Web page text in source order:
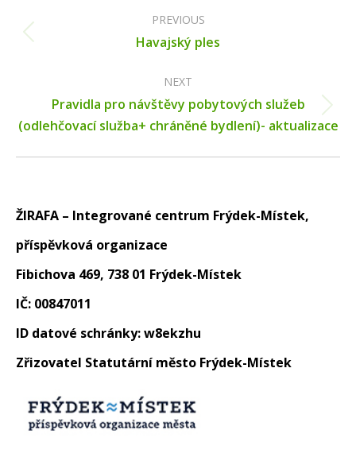
navigation
PREVIOUS
Previous
Havajský ples
NEXT
Next
post:
Pravidla pro návštěvy pobytových služeb
(odlehčovací služba+ chráněné bydlení)- aktualizace
ŽIRAFA – Integrované centrum Frýdek-Místek,
příspěvková organizace
Fibichova 469, 738 01 Frýdek-Místek
IČ: 00847011
ID datové schránky: w8ekzhu
Zřizovatel Statutární město Frýdek-Místek